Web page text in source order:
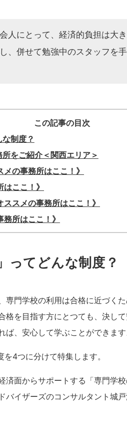
人にとって、経済的負担は大
、併せて勉強中のスタッフを
この記事の目次
制度？
をご紹介＜関西エリア＞
メの事務所はここ！》
ここ！》
ススメの事務所はここ！》
務所はここ！》
ってどんな制度？
専門学校の利用は合格に近づく
格を目指す方にとつても、決し
、安心して学ぶことができます
4つに分けて特集します。
済面からサポートする「専門学
イザーズのコンサルタント城戸